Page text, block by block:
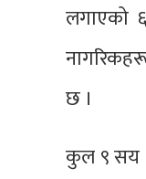
लगाएको
छ ।
कुल ९ सय